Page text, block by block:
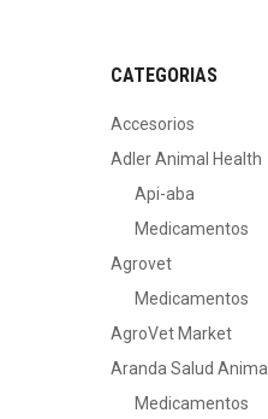
CATEGORIAS
Accesorios
Adler Animal Health
Api-aba
Medicamentos
Agrovet
Medicamentos
AgroVet Market
Aranda Salud Animal
Medicamentos